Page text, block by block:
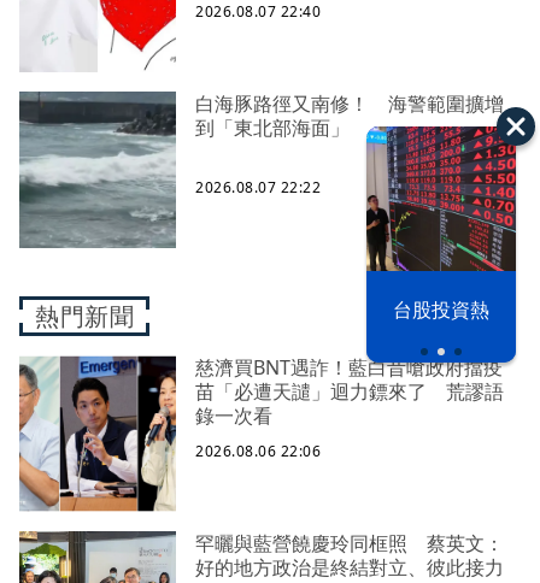
台股投資熱
2026.08.07 22:40
白海豚路徑又南修！ 海警範圍擴增
到「東北部海面」
2026.08.07 22:22
熱門新聞
慈濟買BNT遇詐！藍白昔嗆政府擋疫
苗「必遭天譴」迴力鏢來了 荒謬語
錄一次看
2026.08.06 22:06
罕曬與藍營饒慶玲同框照 蔡英文：
好的地方政治是終結對立、彼此接力